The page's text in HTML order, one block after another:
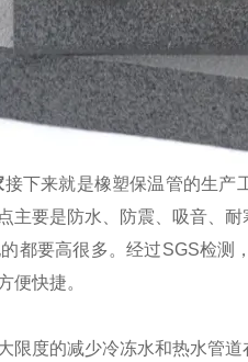
接下来就是橡塑保温管的生产
主要是防水、防震、吸音、
都要高很多。经过SGS检
便快捷。
度的减少冷冻水和热水管道